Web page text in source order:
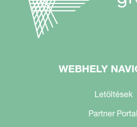
WEBHELY
Letöltések
Partner Portal